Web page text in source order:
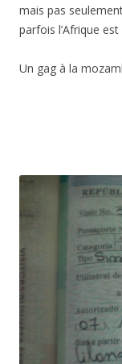
mais pas
parfois l’Afrique
Un gag à la